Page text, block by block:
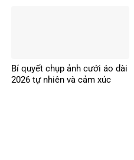
Bí quyết chụp ảnh cưới áo dài
2026 tự nhiên và cảm xúc